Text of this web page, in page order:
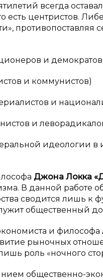
всегда
есть центристов.
противопоставляя
и
и коммунистов)
и
и
идеологии
Джона Локка
В данной работе
сводится лишь к
общественный
и философа
рыночных
лишь роль «ночного
общественно-